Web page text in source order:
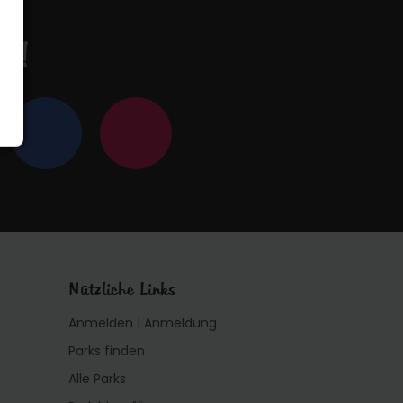
Nützliche Links
Anmelden | Anmeldung
Parks finden
Alle Parks